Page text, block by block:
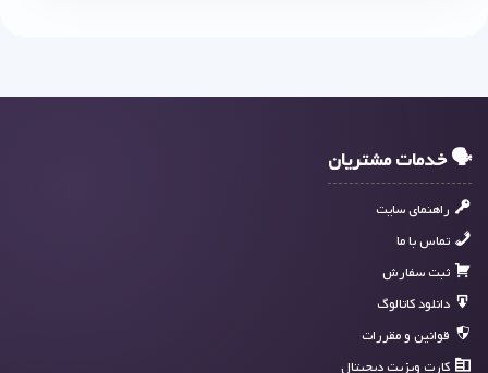
🗣 خدمات مشتریان
راهنمای سایت
تماس با ما
ثبت سفارش
دانلود کاتالوگ
قوانین و مقررات
کارت ویزیت دیجیتال